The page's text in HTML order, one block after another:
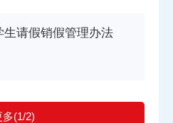
生请假销假管理办法
多(1/2)